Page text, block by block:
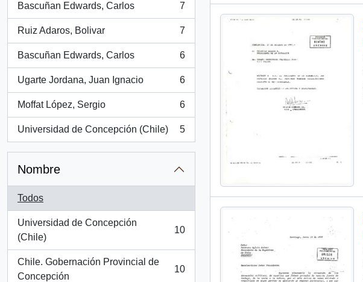
Bascuñan Edwards, Carlos
, 7 resultados
7
Ruiz Adaros, Bolivar
, 7 resultados
7
Bascuñan Edwards, Carlos
, 6 resultados
6
Ugarte Jordana, Juan Ignacio
, 6 resultados
6
Moffat López, Sergio
, 6 resultados
6
Universidad de Concepción (Chile)
, 5 resultados
5
Nombre
Todos
Universidad de Concepción
(Chile)
, 10 resultados
10
Chile. Gobernación Provincial de
Concepción
, 10 resultados
10